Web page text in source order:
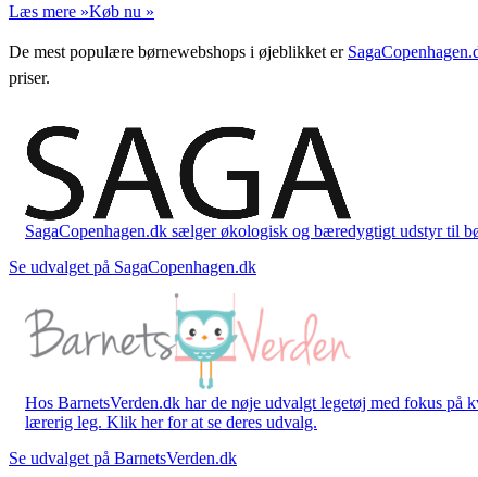
Læs mere »Køb nu »
De mest populære børnewebshops i øjeblikket er
priser.
SagaCopenhagen.dk sælger økologisk og bæredygtigt udstyr til
Se udvalget på SagaCopenhagen.dk
Hos BarnetsVerden.dk har de nøje udvalgt legetøj med fokus
lærerig leg. Klik her for at se deres udvalg.
Se udvalget på BarnetsVerden.dk